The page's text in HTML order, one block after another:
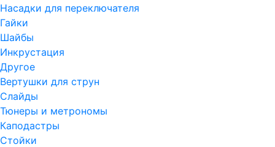
Насадки для переключателя
Гайки
Шайбы
Инкрустация
Другое
Вертушки для струн
Слайды
Тюнеры и метрономы
Каподастры
Стойки